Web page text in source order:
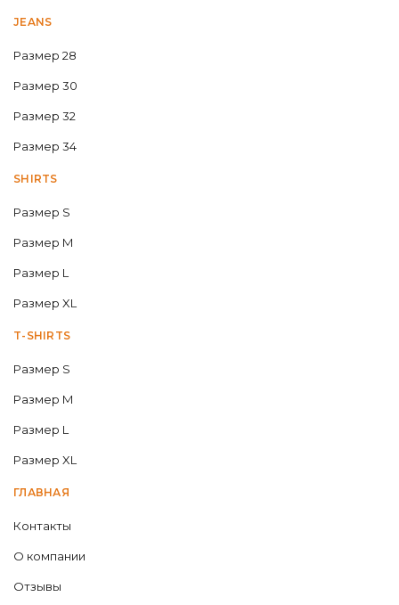
JEANS
Размер 28
Размер 30
Размер 32
Размер 34
SHIRTS
Размер S
Размер M
Размер L
Размер XL
T-SHIRTS
Размер S
Размер M
Размер L
Размер XL
ГЛАВНАЯ
Контакты
О компании
Отзывы